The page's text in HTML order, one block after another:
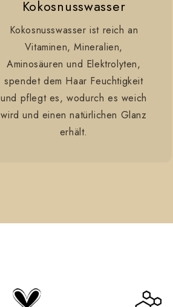
Kokosnusswasser
Kokosnusswasser ist reich an
Vitaminen, Mineralien,
Aminosäuren und Elektrolyten,
spendet dem Haar Feuchtigkeit
und pflegt es, wodurch es weich
wird und einen natürlichen Glanz
erhält.